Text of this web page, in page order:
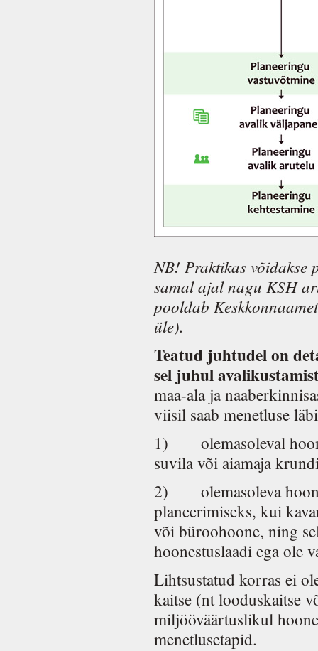
NB! Praktikasvõidakse
samal ajal nagu KSH
pooldab
üle).
Teatud juhtudel on
sel juhul
maa-ala ja
viisil saab menetluse
1) olemasoleval
suvila või aiamaja
2) olemasoleva
planeerimiseks, kui
või büroohoone, ning
hoonestuslaadi ega ole
Lihtsustatud korras ei
kaitse (nt looduskaitse
miljööväärtuslikul
menetlusetapid.